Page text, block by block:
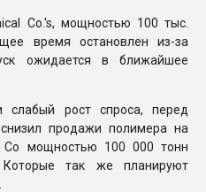
Co.'s, мощностью 100 тыс.
время остановлен из-за
ожидается в ближайшее
рост спроса, перед
продажи полимера на
Co мощностью 100 000 тонн
так же планируют